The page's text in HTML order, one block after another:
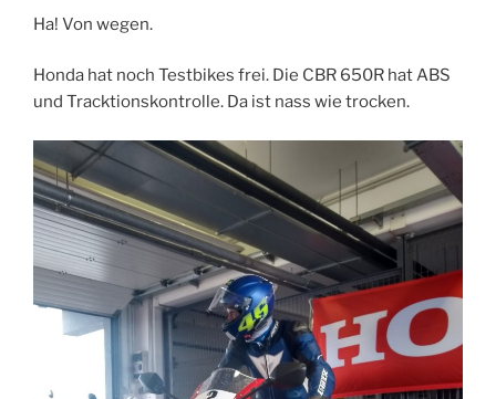
Ha! Von wegen.
Honda hat noch Testbikes frei. Die CBR 650R hat ABS
und Tracktionskontrolle. Da ist nass wie trocken.